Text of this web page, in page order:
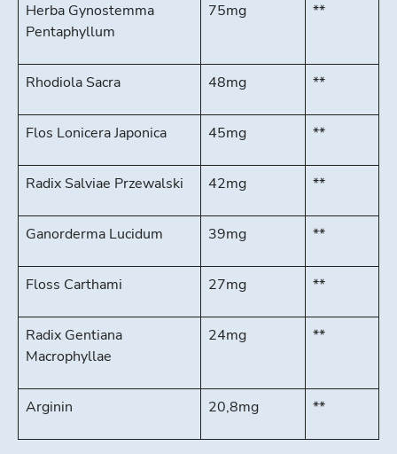
Herba Gynostemma
Pentaphyllum
75mg **
Rhodiola Sacra 48mg **
Flos Lonicera Japonica 45mg **
Radix Salviae Przewalski 42mg **
Ganorderma Lucidum 39mg **
Floss Carthami 27mg **
Radix Gentiana
Macrophyllae
24mg **
Arginin 20,8mg **